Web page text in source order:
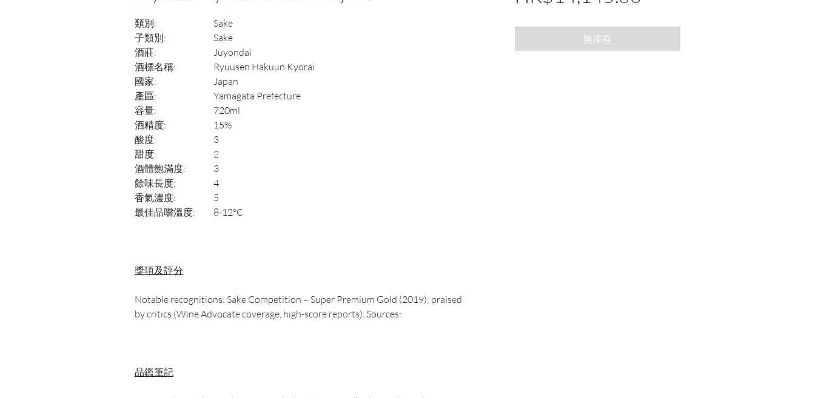
類別:
Sake
子類別:
Sake
酒莊:
Juyondai
酒標名稱:
Ryuusen Hakuun Kyorai
國家:
Japan
產區:
Yamagata Prefecture
容量:
720ml
酒精度:
15%
酸度:
3
甜度:
2
酒體飽滿度:
3
餘味長度:
4
香氣濃度:
5
最佳品嚐溫度:
8-12°C
獎項及評分
Notable recognitions: Sake Competition – Super Premium Gold (2019); praised
by critics (Wine Advocate coverage, high-score reports). Sources:
品鑑筆記
格
無庫存